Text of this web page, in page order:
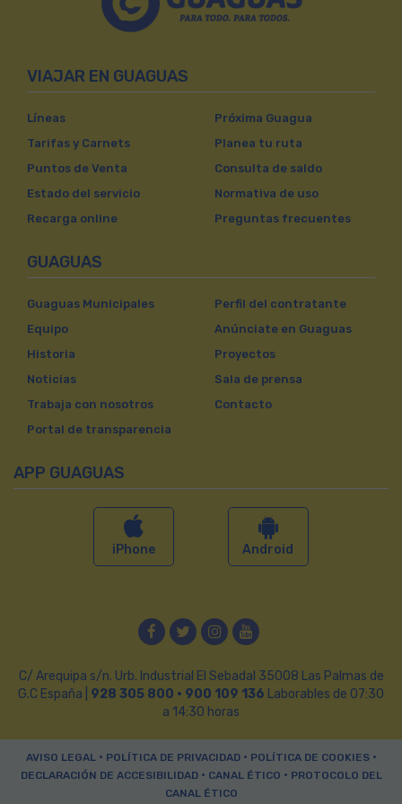
VIAJAR EN GUAGUAS
Líneas
Tarifas y Carnets
Puntos de Venta
Estado del servicio
Recarga online
Próxima Guagua
Planea tu ruta
Consulta de saldo
Normativa de uso
Preguntas frecuentes
GUAGUAS
Guaguas Municipales
Equipo
Historia
Noticias
Trabaja con nosotros
Portal de transparencia
Perfil del contratante
Anúnciate en Guaguas
Proyectos
Sala de prensa
Contacto
APP GUAGUAS
iPhone Android
FacebookTwitterInstagram
YouTube
C/ Arequipa s/n. Urb. Industrial El Sebadal 35008 Las Palmas de
G.C España | 928 305 800 · 900 109 136 Laborables de 07:30
a 14:30 horas
AVISO LEGAL• POLÍTICA DE PRIVACIDAD• POLÍTICA DE COOKIES•
DECLARACIÓN DE ACCESIBILIDAD• CANAL ÉTICO • PROTOCOLO DEL
CANAL ÉTICO